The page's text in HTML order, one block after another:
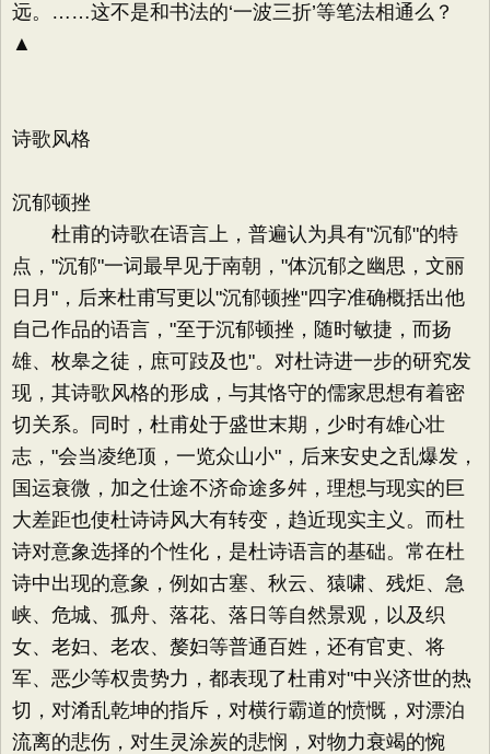
远。……这不是和书法的‘一波三折’等笔法相通么？
▲
诗歌风格
沉郁顿挫
杜甫的诗歌在语言上，普遍认为具有"沉郁"的特
点，"沉郁"一词最早见于南朝，"体沉郁之幽思，文丽
日月"，后来杜甫写更以"沉郁顿挫"四字准确概括出他
自己作品的语言，"至于沉郁顿挫，随时敏捷，而扬
雄、枚皋之徒，庶可跂及也"。对杜诗进一步的研究发
现，其诗歌风格的形成，与其恪守的儒家思想有着密
切关系。同时，杜甫处于盛世末期，少时有雄心壮
志，"会当凌绝顶，一览众山小"，后来安史之乱爆发，
国运衰微，加之仕途不济命途多舛，理想与现实的巨
大差距也使杜诗诗风大有转变，趋近现实主义。而杜
诗对意象选择的个性化，是杜诗语言的基础。常在杜
诗中出现的意象，例如古塞、秋云、猿啸、残炬、急
峡、危城、孤舟、落花、落日等自然景观，以及织
女、老妇、老农、嫠妇等普通百姓，还有官吏、将
军、恶少等权贵势力，都表现了杜甫对"中兴济世的热
切，对淆乱乾坤的指斥，对横行霸道的愤慨，对漂泊
流离的悲伤，对生灵涂炭的悲悯，对物力衰竭的惋